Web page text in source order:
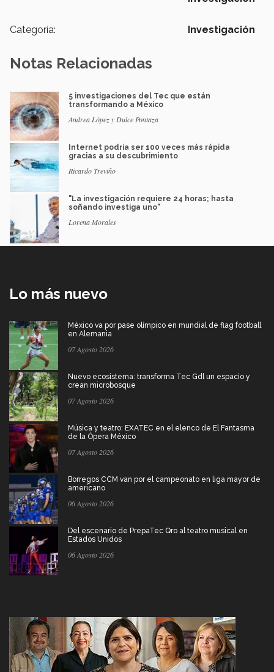
Categoría: Investigación
Notas Relacionadas
5 investigaciones del Tec que están
transformando a México
Andrea López y Dulce Pontaza
Internet podría ser 100 veces más rápida
gracias a su descubrimiento
Ricardo Treviño
"La investigación requiere 24 horas; hasta
soñando investiga uno"
Lorena Morales
Lo más nuevo
México va por pase olímpico en mundial de flag football
en Alemania
07 Agosto 2026
Nuevo ecosistema: transforma Tec Gdl un espacio y
crean microbosque
07 Agosto 2026
Música y teatro: EXATEC en el elenco de El Fantasma
de la Ópera México
07 Agosto 2026
Borregos CCM van por el campeonato en liga mayor de
americano
06 Agosto 2026
Del escenario de PrepaTec Qro al teatro musical en
Estados Unidos
06 Agosto 2026